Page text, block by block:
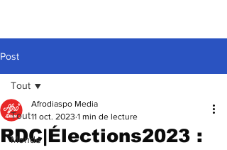
Post
Tout
Monde
Tout
RDC|Élections2023 :
Afrodiaspo Media
11 oct. 2023 1 min de lecture